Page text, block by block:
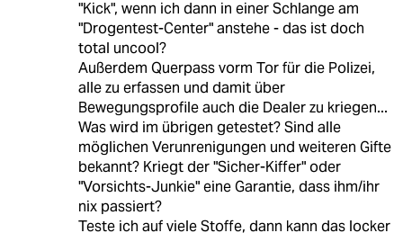
"Kick", wenn ich dann in einer Schlange am
"Drogentest-Center" anstehe - das ist doch
total uncool?
Außerdem Querpass vorm Tor für die Polizei,
alle zu erfassen und damit über
Bewegungsprofile auch die Dealer zu kriegen...
Was wird im übrigen getestet? Sind alle
möglichen Verunrenigungen und weiteren Gifte
bekannt? Kriegt der "Sicher-Kiffer" oder
"Vorsichts-Junkie" eine Garantie, dass ihm/ihr
nix passiert?
Teste ich auf viele Stoffe, dann kann das locker